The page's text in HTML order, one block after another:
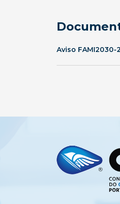
Aviso FAMI2030-